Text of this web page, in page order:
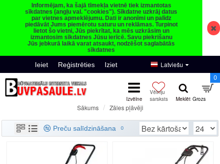
Informējam, ka šajā tīmekļa vietnē tiek izmantotas
sīkdatnes (angļu val. "cookies"). Sīkdatne uzkrāj datus
par vietnes apmeklējumu. Dati ir anonīmi un palīdz
piedāvāt Jums piemērotu saturu un reklāmas. Turpinot
lietot šo vietni, Jūs piekrītat, ka mēs uzkrāsim un
izmantosim sīkdatnes Jūsu ierīcē. Savu piekrišanu
Jūs jebkurā laikā varat atsaukt, nodzēšot saglabātās
sīkdatnes
Ieiet Reģistrēties Iziet Latviešu
0
Sākums Zāles pļāvēji
Preču salīdzināšana
0